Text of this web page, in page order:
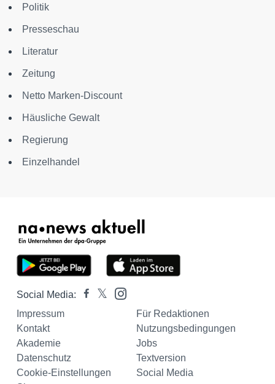
Politik
Presseschau
Literatur
Zeitung
Netto Marken-Discount
Häusliche Gewalt
Regierung
Einzelhandel
Social Media:
Impressum
Für Redaktionen
Kontakt
Nutzungsbedingungen
Akademie
Jobs
Datenschutz
Textversion
Cookie-Einstellungen
Social Media